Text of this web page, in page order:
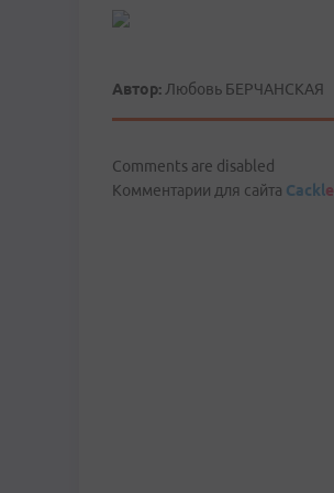
Автор: Любовь БЕРЧАНСКАЯ
Comments are disabled
Комментарии для сайта Cackle